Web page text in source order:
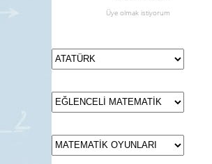
Üye olmak istiyorum